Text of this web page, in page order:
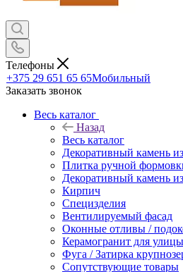
Телефоны
+375 29 651 65 65Мобильный
Заказать звонок
Весь каталог
Назад
Весь каталог
Декоративный камень
Плитка ручной
Декоративный камень
Кирпич
Специзделия
Вентилируемый фасад
Оконные отливы /
Керамогранит для
Фуга / Затирка
Сопутствующие товары